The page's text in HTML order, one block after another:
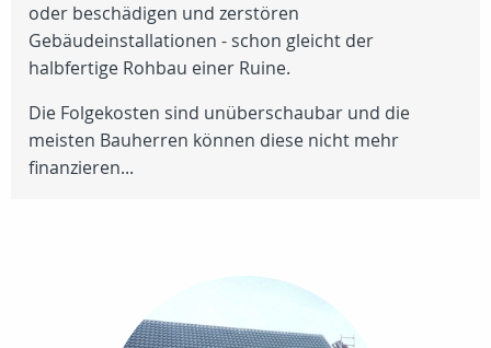
oder beschädigen und zerstören
Gebäudeinstallationen - schon gleicht der
halbfertige Rohbau einer Ruine.
Die Folgekosten sind unüberschaubar und die
meisten Bauherren können diese nicht mehr
finanzieren...